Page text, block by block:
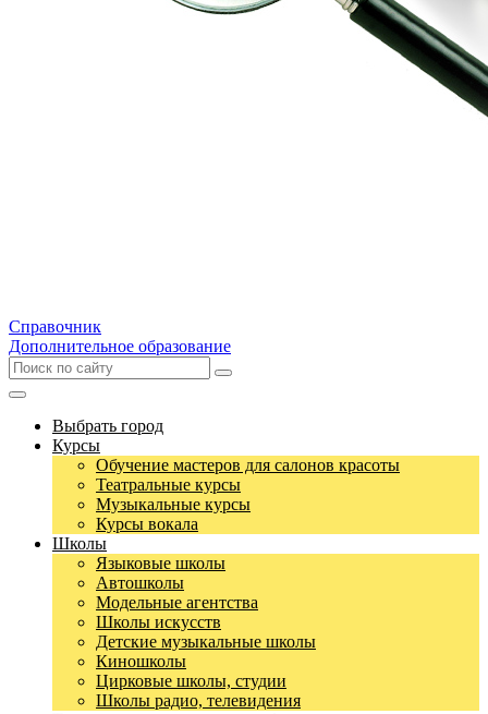
Справочник
Дополнительное образование
Выбрать город
Курсы
Обучение мастеров для салонов красоты
Театральные курсы
Музыкальные курсы
Курсы вокала
Школы
Языковые школы
Автошколы
Модельные агентства
Школы искусств
Детские музыкальные школы
Киношколы
Цирковые школы, студии
Школы радио, телевидения